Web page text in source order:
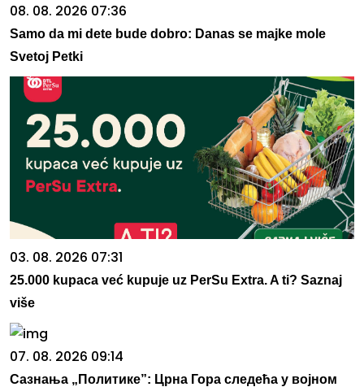
08. 08. 2026 07:36
Samo da mi dete bude dobro: Danas se majke mole
Svetoj Petki
03. 08. 2026 07:31
25.000 kupaca već kupuje uz PerSu Extra. A ti? Saznaj
više
07. 08. 2026 09:14
Сазнања „Политике”: Црна Гора следећа у војном